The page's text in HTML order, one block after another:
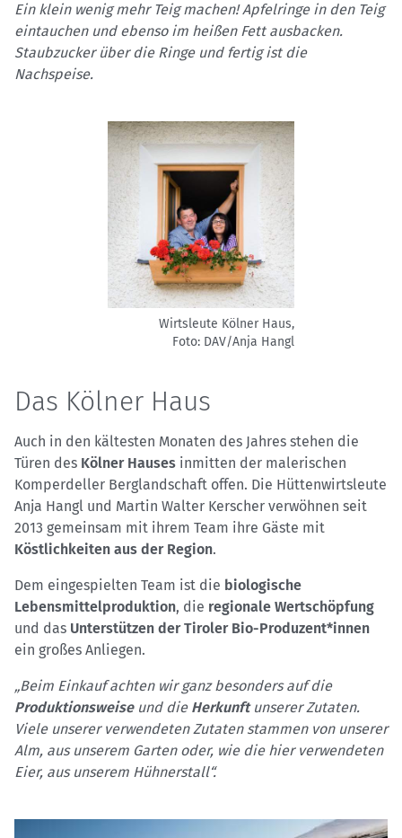
Ein klein wenig mehr Teig machen! Apfelringe in den Teig
eintauchen und ebenso im heißen Fett ausbacken.
Staubzucker über die Ringe und fertig ist die
Nachspeise.
Wirtsleute Kölner Haus,
Foto: DAV/Anja Hangl
Das Kölner Haus
Auch in den kältesten Monaten des Jahres stehen die
Türen des Kölner Hauses inmitten der malerischen
Komperdeller Berglandschaft offen. Die Hüttenwirtsleute
Anja Hangl und Martin Walter Kerscher verwöhnen seit
2013 gemeinsam mit ihrem Team ihre Gäste mit
Köstlichkeiten aus der Region.
Dem eingespielten Team ist die biologische
Lebensmittelproduktion, die regionale Wertschöpfung
und das Unterstützen der Tiroler Bio-Produzent*innen
ein großes Anliegen.
„Beim Einkauf achten wir ganz besonders auf die
Produktionsweiseund die Herkunft unserer Zutaten.
Viele unserer verwendeten Zutaten stammen von unserer
Alm, aus unserem Garten oder, wie die hier verwendeten
Eier, aus unserem Hühnerstall“.